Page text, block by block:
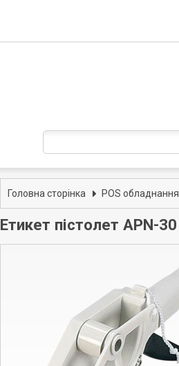
Головна сторінка POS обладнання
Етикет пістолет APN-30